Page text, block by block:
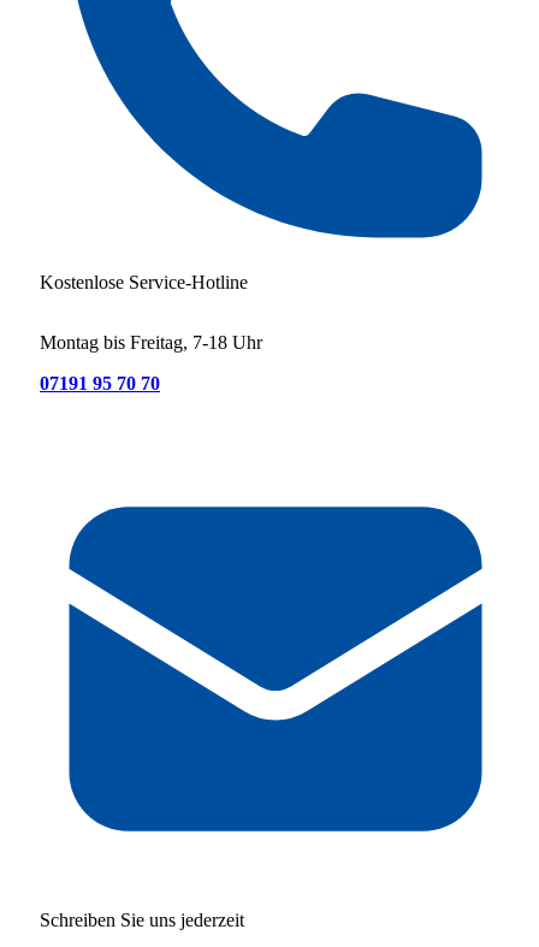
Kostenlose Service-Hotline
Montag bis Freitag, 7-18 Uhr
07191 95 70 70
Schreiben Sie uns jederzeit